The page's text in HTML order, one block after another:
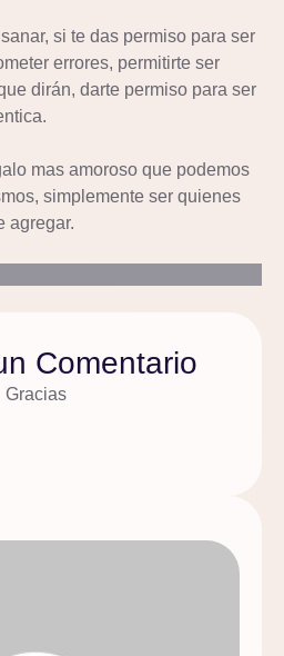
si te das permiso para ser
errores, permitirte ser
dirán, darte permiso para ser
mas amoroso que podemos
simplemente ser quienes
agregar.
Comentario
Gracias